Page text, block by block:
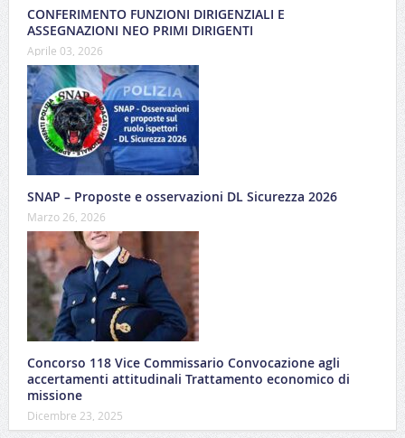
CONFERIMENTO FUNZIONI DIRIGENZIALI E
ASSEGNAZIONI NEO PRIMI DIRIGENTI
Aprile 03, 2026
SNAP – Proposte e osservazioni DL Sicurezza 2026
Marzo 26, 2026
Concorso 118 Vice Commissario Convocazione agli
accertamenti attitudinali Trattamento economico di
missione
Dicembre 23, 2025